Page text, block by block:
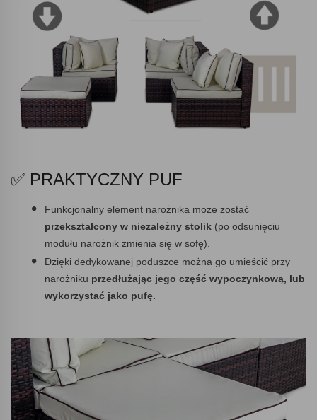
✅ PRAKTYCZNY PUF
Funkcjonalny element narożnika może zostać
przekształcony w niezależny stolik (po odsunięciu
modułu narożnik zmienia się w sofę).
Dzięki dedykowanej poduszce można go umieścić przy
narożniku przedłużając jego część wypoczynkową, lub
wykorzystać jako pufę.